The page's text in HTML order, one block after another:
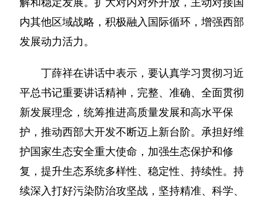
内其他区域战略，积极融入国际循环，增强西部
发展动力活力。
丁薛祥在讲话中表示，要认真学习贯彻习近
平总书记重要讲话精神，完整、准确、全面贯彻
新发展理念，统筹推进高质量发展和高水平保
护，推动西部大开发不断迈上新台阶。承担好维
护国家生态安全重大使命，加强生态保护和修
复，提升生态系统多样性、稳定性、持续性。持
续深入打好污染防治攻坚战，坚持精准、科学、